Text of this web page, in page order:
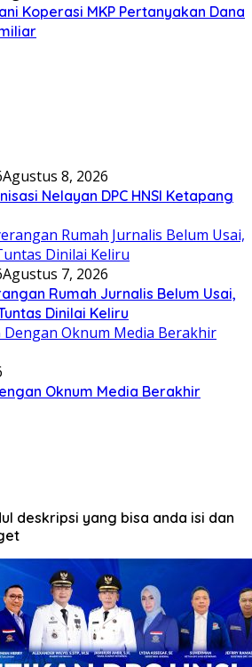
Koperasi MKP Pertanyakan Dana
Agustus 8, 2026
Nelayan DPC HNSI Ketapang
Agustus 7, 2026
Rumah Jurnalis Belum Usai,
Dinilai Keliru
Oknum Media Berakhir
deskripsi yang bisa anda isi dan